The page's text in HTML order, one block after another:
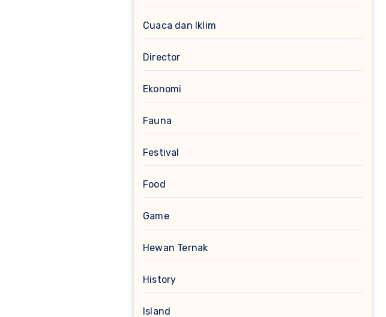
Cuaca dan Iklim
Director
Ekonomi
Fauna
Festival
Food
Game
Hewan Ternak
History
Island